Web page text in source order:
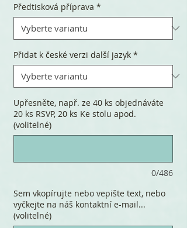
Předtisková příprava *
Přidat k české verzi další jazyk *
Upřesněte, např. ze 40 ks objednáváte
20 ks RSVP, 20 ks Ke stolu apod.
(volitelné)
0/486
Sem vkopírujte nebo vepište text, nebo
vyčkejte na náš kontaktní e-mail...
(volitelné)